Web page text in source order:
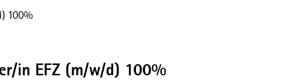
100%
in EFZ (m/w/d) 100%